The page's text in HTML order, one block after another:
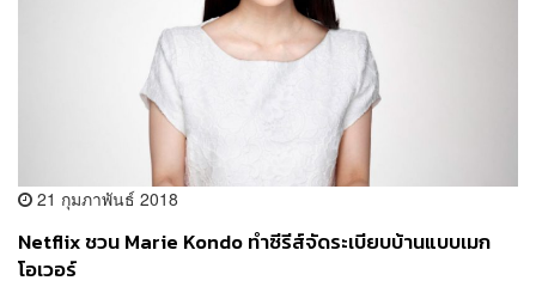
21 กุมภาพันธ์ 2018
Netflix ชวน Marie Kondo ทำซีรีส์จัดระเบียบบ้านแบบเมก
โอเวอร์